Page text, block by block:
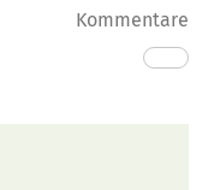
Kommentare